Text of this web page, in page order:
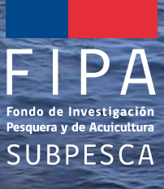
Fondo
de
Investigación
Pesquera
y
Acuicultura